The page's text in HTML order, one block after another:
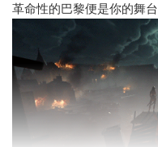
革命性的巴黎便是你的舞台